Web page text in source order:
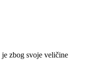
zbog svoje veličine